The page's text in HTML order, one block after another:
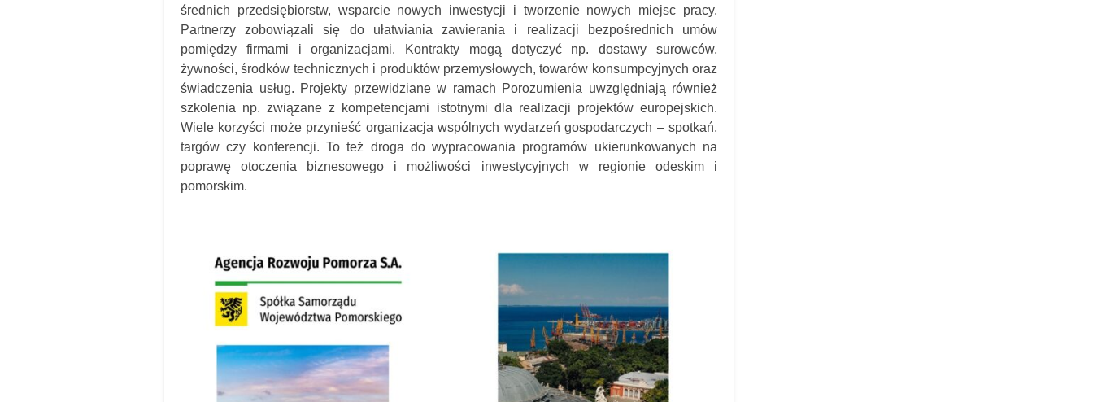
średnich przedsiębiorstw, wsparcie nowych inwestycji i tworzenie nowych miejsc pracy.
Partnerzy zobowiązali się do ułatwiania zawierania i realizacji bezpośrednich umów
pomiędzy firmami i organizacjami. Kontrakty mogą dotyczyć np. dostawy surowców,
żywności, środków technicznych i produktów przemysłowych, towarów konsumpcyjnych oraz
świadczenia usług. Projekty przewidziane w ramach Porozumienia uwzględniają również
szkolenia np. związane z kompetencjami istotnymi dla realizacji projektów europejskich.
Wiele korzyści może przynieść organizacja wspólnych wydarzeń gospodarczych – spotkań,
targów czy konferencji. To też droga do wypracowania programów ukierunkowanych na
poprawę otoczenia biznesowego i możliwości inwestycyjnych w regionie odeskim i
pomorskim.